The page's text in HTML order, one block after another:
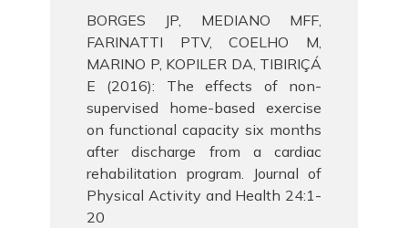
BORGES JP, MEDIANO MFF,
FARINATTI PTV, COELHO M,
MARINO P, KOPILER DA, TIBIRIÇÁ
E (2016): The effects of non-
supervised home-based exercise
on functional capacity six months
after discharge from a cardiac
rehabilitation program. Journal of
Physical Activity and Health 24:1-
20